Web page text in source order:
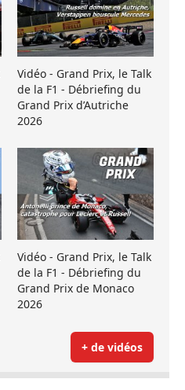
Vidéo - Grand Prix, le Talk
de la F1 - Débriefing du
Grand Prix d’Autriche
2026
Vidéo - Grand Prix, le Talk
de la F1 - Débriefing du
Grand Prix de Monaco
2026
+ de vidéos